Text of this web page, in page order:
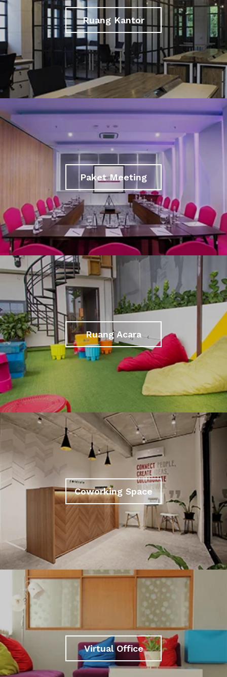
Ruang Kantor
Paket Meeting
Ruang Acara
Coworking Space
Virtual Office